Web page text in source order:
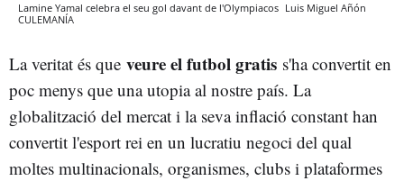
Lamine Yamal celebra el seu gol davant de l'Olympiacos Luis Miguel Añón
CULEMANÍA
La veritat és que veure el futbol gratis s'ha convertit en
poc menys que una utopia al nostre país. La
globalització del mercat i la seva inflació constant han
convertit l'esport rei en un lucratiu negoci del qual
moltes multinacionals, organismes, clubs i plataformes